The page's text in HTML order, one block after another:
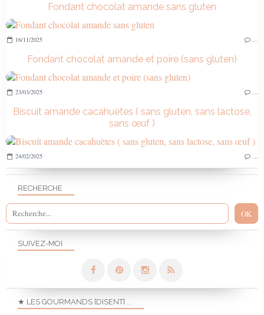
SUIVEZ-MOI
RECHERCHE
Fondant chocolat amande sans gluten
16/11/2025
Fondant chocolat amande et poire (sans gluten)
23/03/2025
Biscuit amande cacahuètes ( sans gluten, sans lactose,
sans œuf )
24/02/2025
★ LES GOURMANDS {DISENT} ...